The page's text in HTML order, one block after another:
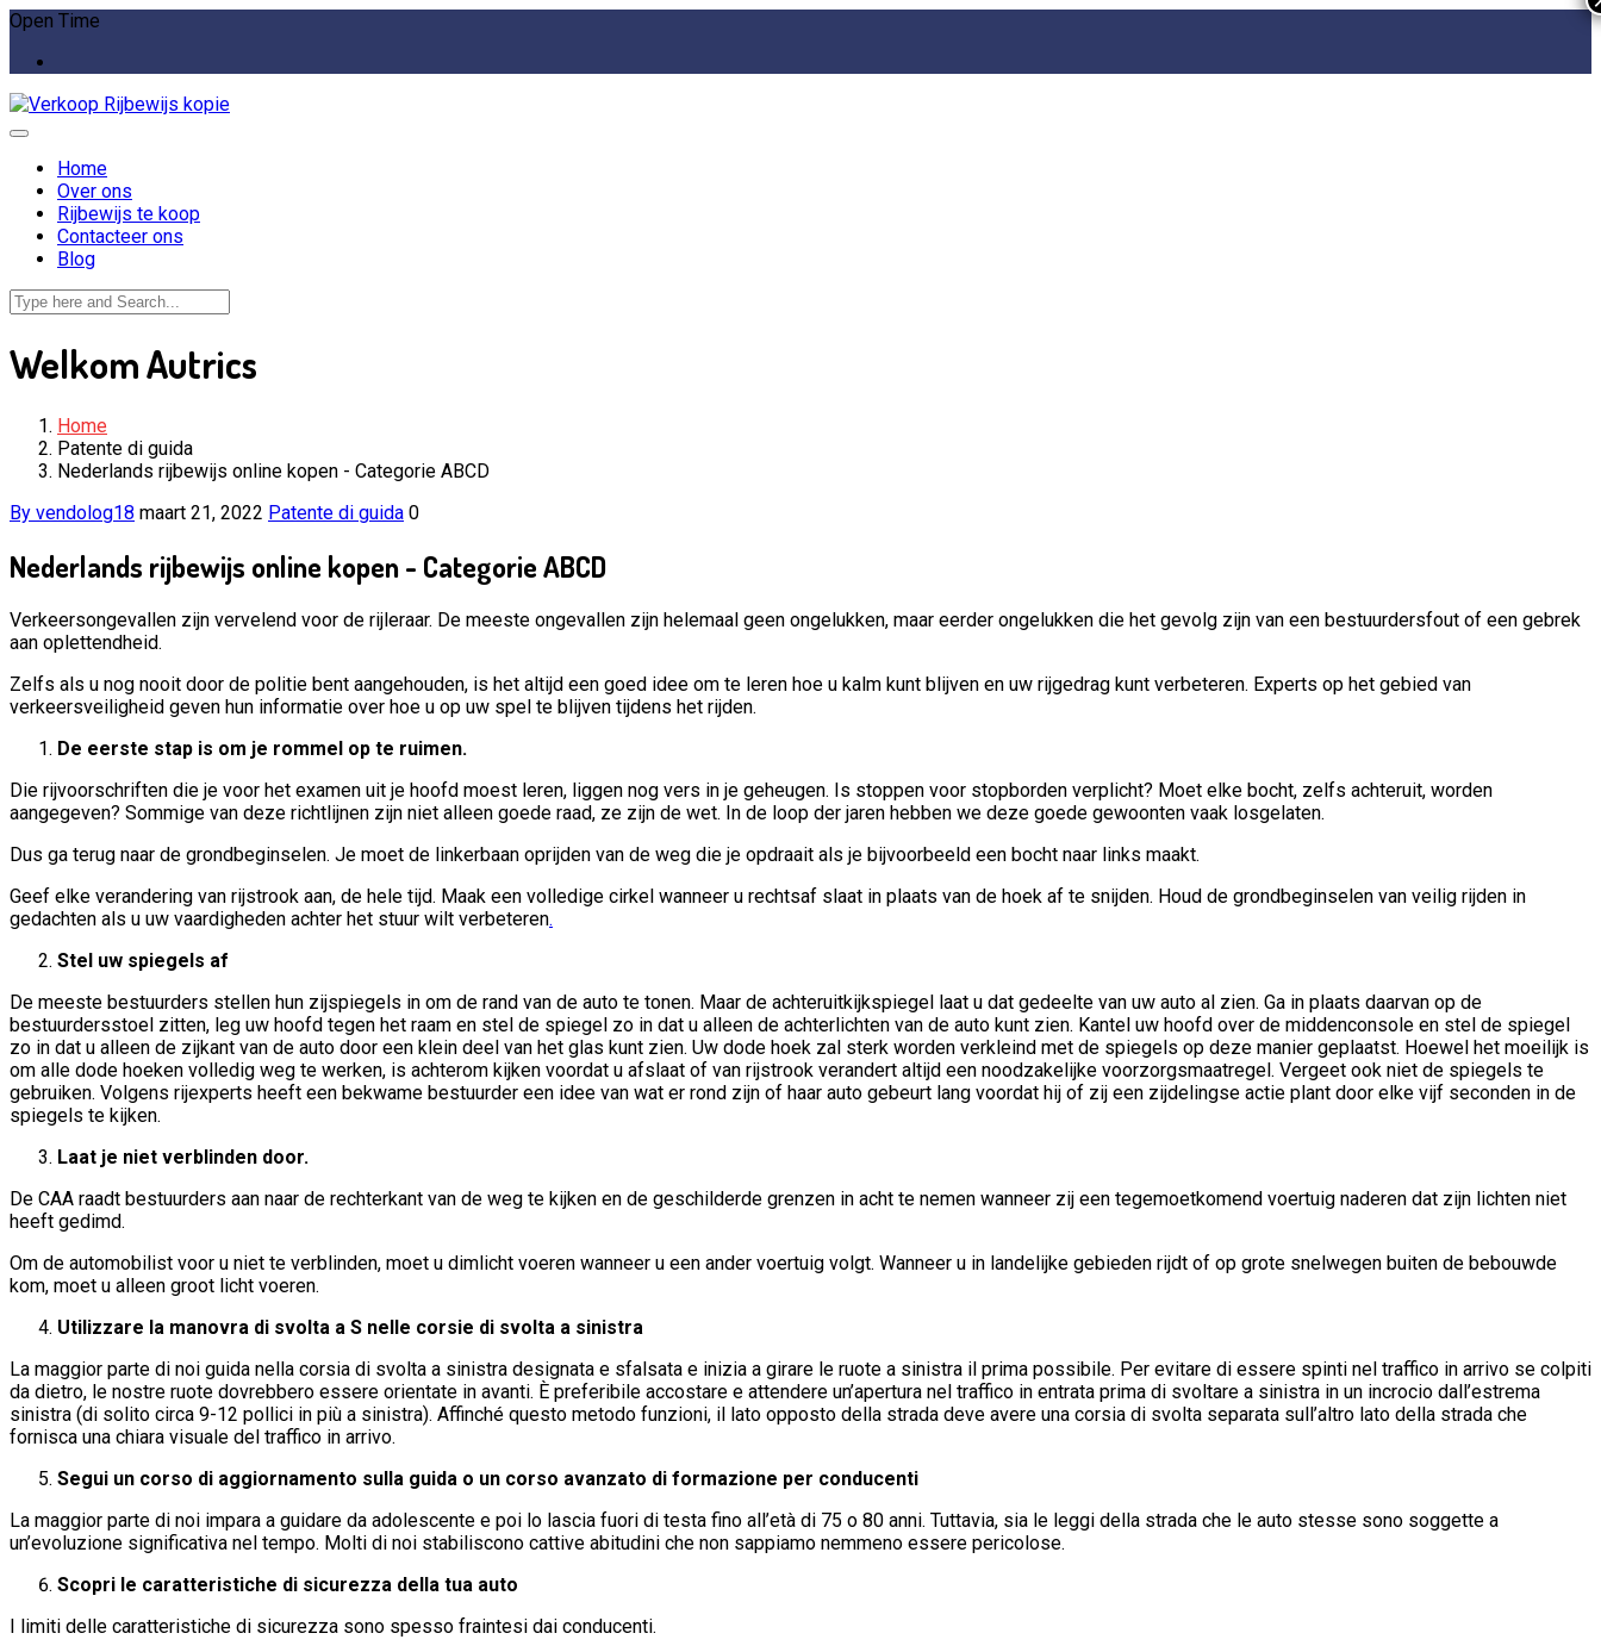
Open Time
Home
Over ons
Rijbewijs te koop
Contacteer ons
Blog
Welkom Autrics
Home
Patente di guida
Nederlands rijbewijs online kopen - Categorie ABCD
By vendolog18 maart 21, 2022 Patente di guida 0
Nederlands rijbewijs online kopen - Categorie ABCD
Verkeersongevallen zijn vervelend voor de rijleraar. De meeste ongevallen zijn helemaal geen ongelukken, maar eerder ongelukken die het gevolg zijn van een bestuurdersfout of een gebrek
aan oplettendheid.
Zelfs als u nog nooit door de politie bent aangehouden, is het altijd een goed idee om te leren hoe u kalm kunt blijven en uw rijgedrag kunt verbeteren. Experts op het gebied van
verkeersveiligheid geven hun informatie over hoe u op uw spel te blijven tijdens het rijden.
De eerste stap is om je rommel op te ruimen.
Die rijvoorschriften die je voor het examen uit je hoofd moest leren, liggen nog vers in je geheugen. Is stoppen voor stopborden verplicht? Moet elke bocht, zelfs achteruit, worden
aangegeven? Sommige van deze richtlijnen zijn niet alleen goede raad, ze zijn de wet. In de loop der jaren hebben we deze goede gewoonten vaak losgelaten.
Dus ga terug naar de grondbeginselen. Je moet de linkerbaan oprijden van de weg die je opdraait als je bijvoorbeeld een bocht naar links maakt.
Geef elke verandering van rijstrook aan, de hele tijd. Maak een volledige cirkel wanneer u rechtsaf slaat in plaats van de hoek af te snijden. Houd de grondbeginselen van veilig rijden in
gedachten als u uw vaardigheden achter het stuur wilt verbeteren.
Stel uw spiegels af
De meeste bestuurders stellen hun zijspiegels in om de rand van de auto te tonen. Maar de achteruitkijkspiegel laat u dat gedeelte van uw auto al zien. Ga in plaats daarvan op de
bestuurdersstoel zitten, leg uw hoofd tegen het raam en stel de spiegel zo in dat u alleen de achterlichten van de auto kunt zien. Kantel uw hoofd over de middenconsole en stel de spiegel
zo in dat u alleen de zijkant van de auto door een klein deel van het glas kunt zien. Uw dode hoek zal sterk worden verkleind met de spiegels op deze manier geplaatst. Hoewel het moeilijk is
om alle dode hoeken volledig weg te werken, is achterom kijken voordat u afslaat of van rijstrook verandert altijd een noodzakelijke voorzorgsmaatregel. Vergeet ook niet de spiegels te
gebruiken. Volgens rijexperts heeft een bekwame bestuurder een idee van wat er rond zijn of haar auto gebeurt lang voordat hij of zij een zijdelingse actie plant door elke vijf seconden in de
spiegels te kijken.
Laat je niet verblinden door.
De CAA raadt bestuurders aan naar de rechterkant van de weg te kijken en de geschilderde grenzen in acht te nemen wanneer zij een tegemoetkomend voertuig naderen dat zijn lichten niet
heeft gedimd.
Om de automobilist voor u niet te verblinden, moet u dimlicht voeren wanneer u een ander voertuig volgt. Wanneer u in landelijke gebieden rijdt of op grote snelwegen buiten de bebouwde
kom, moet u alleen groot licht voeren.
Utilizzare la manovra di svolta a S nelle corsie di svolta a sinistra
La maggior parte di noi guida nella corsia di svolta a sinistra designata e sfalsata e inizia a girare le ruote a sinistra il prima possibile. Per evitare di essere spinti nel traffico in arrivo se colpiti
da dietro, le nostre ruote dovrebbero essere orientate in avanti. È preferibile accostare e attendere un’apertura nel traffico in entrata prima di svoltare a sinistra in un incrocio dall’estrema
sinistra (di solito circa 9-12 pollici in più a sinistra). Affinché questo metodo funzioni, il lato opposto della strada deve avere una corsia di svolta separata sull’altro lato della strada che
fornisca una chiara visuale del traffico in arrivo.
Segui un corso di aggiornamento sulla guida o un corso avanzato di formazione per conducenti
La maggior parte di noi impara a guidare da adolescente e poi lo lascia fuori di testa fino all’età di 75 o 80 anni. Tuttavia, sia le leggi della strada che le auto stesse sono soggette a
un’evoluzione significativa nel tempo. Molti di noi stabiliscono cattive abitudini che non sappiamo nemmeno essere pericolose.
Scopri le caratteristiche di sicurezza della tua auto
I limiti delle caratteristiche di sicurezza sono spesso fraintesi dai conducenti.